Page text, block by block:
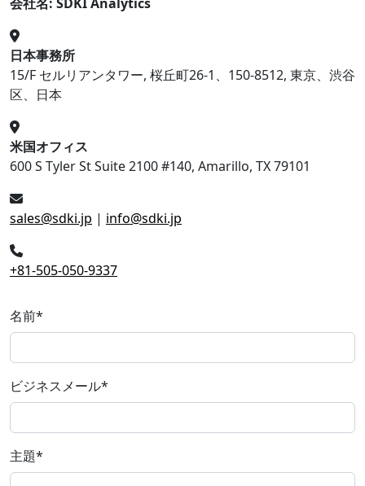
日本事務所
15/F セルリアンタワー, 桜丘町26-1、150-8512, 東京、渋谷
区、日本
米国オフィス
600 S Tyler St Suite 2100 #140, Amarillo, TX 79101
sales@sdki.jp | info@sdki.jp
+81-505-050-9337
名前*
ビジネスメール*
主題*